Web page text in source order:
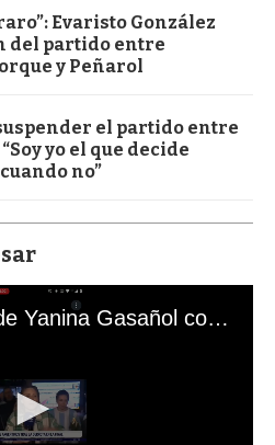
Evaristo González
del partido entre
y Peñarol
el partido entre
yo el que decide
no”
El mal momento de Yanina Gasañol con un hincha argentino en "Subrayado"